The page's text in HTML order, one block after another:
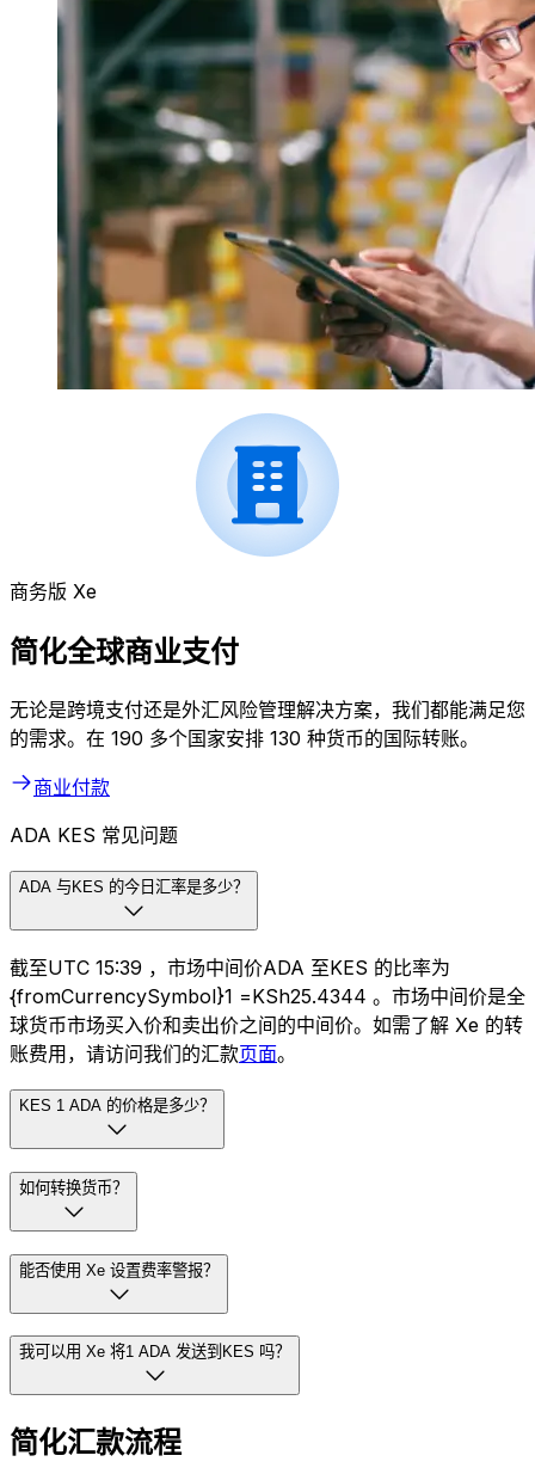
商务版 Xe
简化全球商业支付
无论是跨境支付还是外汇风险管理解决方案，我们都能满足您
的需求。在 190 多个国家安排 130 种货币的国际转账。
商业付款
ADA KES 常见问题
ADA 与KES 的今日汇率是多少？
截至UTC 15:39 ，市场中间价ADA 至KES 的比率为
{fromCurrencySymbol}1 =KSh25.4344 。市场中间价是全
球货币市场买入价和卖出价之间的中间价。如需了解 Xe 的转
账费用，请访问我们的汇款页面。
KES 1 ADA 的价格是多少？
如何转换货币？
能否使用 Xe 设置费率警报？
我可以用 Xe 将1 ADA 发送到KES 吗？
简化汇款流程